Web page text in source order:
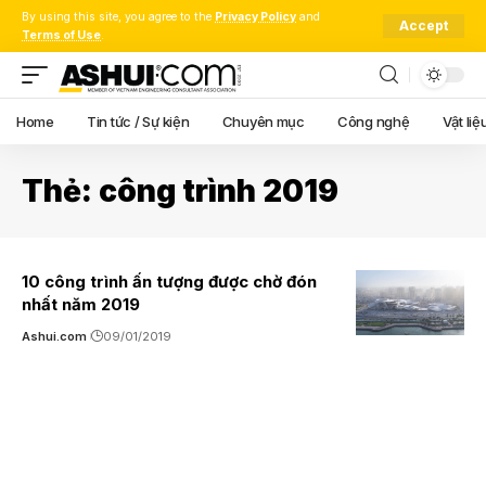
By using this site, you agree to the Privacy Policy and
Terms of Use.
Accept
Home Tin tức / Sự kiện Chuyên mục Công nghệ Vật
Thẻ: công trình 2019
10 công trình ấn tượng được chờ đón
nhất năm 2019
Ashui.com 09/01/2019